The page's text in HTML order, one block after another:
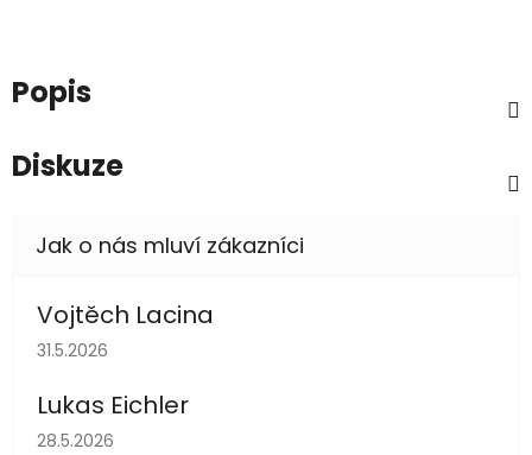
Popis
Diskuze
Vojtěch Lacina
Hodnocení obchodu je 5 z 5 hvězdiček.
31.5.2026
Lukas Eichler
Hodnocení obchodu je 5 z 5 hvězdiček.
28.5.2026